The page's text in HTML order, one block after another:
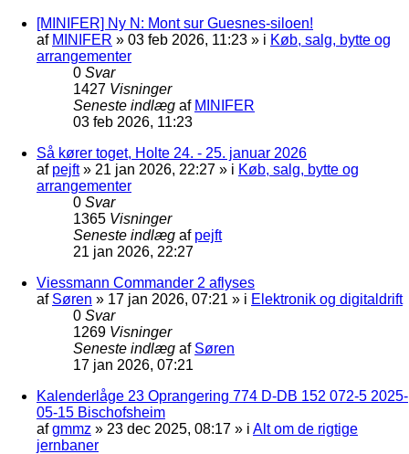
[MINIFER] Ny N: Mont sur Guesnes-siloen!
af MINIFER » 03 feb 2026, 11:23 » i Køb, salg, bytte og
arrangementer
0 Svar
1427 Visninger
Seneste indlæg af MINIFER
03 feb 2026, 11:23
Så kører toget, Holte 24. - 25. januar 2026
af pejft» 21 jan 2026, 22:27 » i Køb, salg, bytte og
arrangementer
0 Svar
1365 Visninger
Seneste indlæg af pejft
21 jan 2026, 22:27
Viessmann Commander 2 aflyses
af Søren » 17 jan 2026, 07:21 » i Elektronik og digitaldrift
0 Svar
1269 Visninger
Seneste indlæg af Søren
17 jan 2026, 07:21
Kalenderlåge 23 Oprangering 774 D-DB 152 072-5 2025-
05-15 Bischofsheim
afgmmz » 23 dec 2025, 08:17 » i Alt om de rigtige
jernbaner